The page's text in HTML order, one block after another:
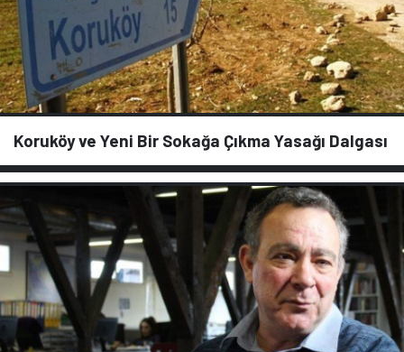
Koruköy ve Yeni Bir Sokağa Çıkma Yasağı Dalgası